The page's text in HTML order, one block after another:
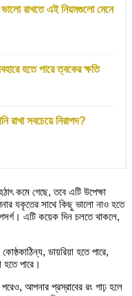
ভালো রাখতে এই নিয়মগুলো মেনে
হতে পারে ত্বকের ক্ষতি
রাখা সবচেয়ে নিরাপদ?
কমে গেছে, তবে এটি উপেক্ষা
যকৃতের সাথে কিছু ভালো নাও হতে
এটি কয়েক দিন চলতে থাকলে,
ডায়রিয়া হতে পারে,
পারে।
আপনার প্রস্রাবের রং গাঢ় হলে